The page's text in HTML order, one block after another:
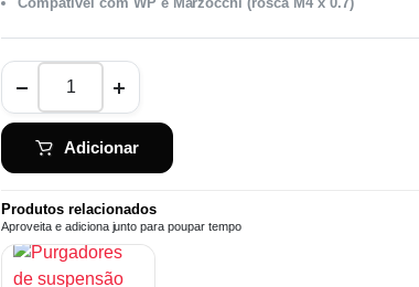
Purgadores
–
/
x
0.7)
quantidade
Adicionar
Produtos relacionados
Aproveita e adiciona junto para poupar tempo